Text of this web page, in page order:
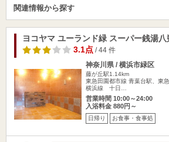
関連情報から探す
ヨコヤマ ユーランド緑 スーパー銭湯八
3.1点/ 44 件
神奈川県 / 横浜市緑区
藤が丘駅1.14km
東急田園都市線 青葉台駅、東
横浜線 十日…
営業時間 10:00～24:00
入浴料金 880円～
日帰り お食事・食事処